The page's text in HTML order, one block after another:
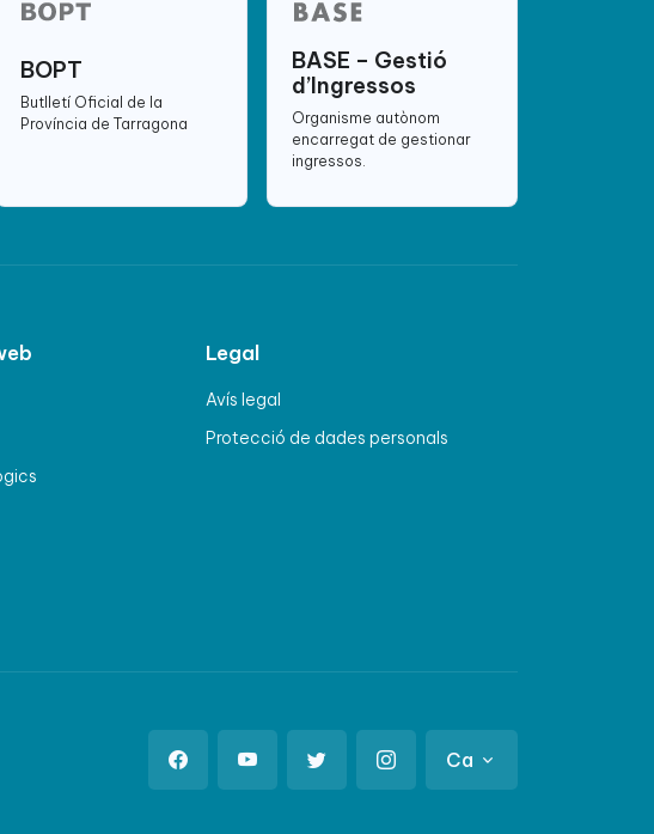
BOPT
Butlletí Oficial de la
Província de Tarragona
BASE – Gestió
d’Ingressos
Organisme autònom
encarregat de gestionar
ingressos.
Legal
Avís legal
Protecció de dades personals
Ca